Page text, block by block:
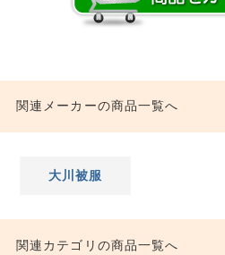
関連メーカーの商品一覧へ
大川被服
関連カテゴリの商品一覧へ